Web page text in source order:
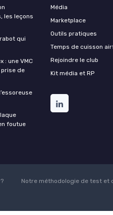
les leçons
qui
: une VMC
de
foutue
Média
Marketplace
Outils pratiques
Temps de cuisson
Rejoindre le club
Kit média et RP
Notre méthodologie de test et